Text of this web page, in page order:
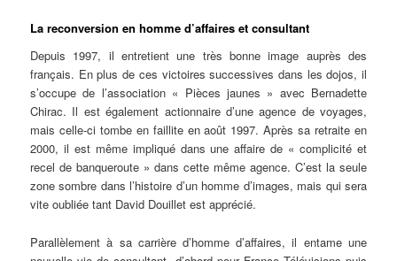
La reconversion en homme d’affaires et consultant
Depuis 1997, il entretient une très bonne image auprès des
français. En plus de ces victoires successives dans les dojos, il
s’occupe de l’association « Pièces jaunes » avec Bernadette
Chirac. Il est également actionnaire d’une agence de voyages,
mais celle-ci tombe en faillite en août 1997. Après sa retraite en
2000, il est même impliqué dans une affaire de « complicité et
recel de banqueroute » dans cette même agence. C’est la seule
zone sombre dans l’histoire d’un homme d’images, mais qui sera
vite oubliée tant David Douillet est apprécié.
Parallèlement à sa carrière d’homme d’affaires, il entame une